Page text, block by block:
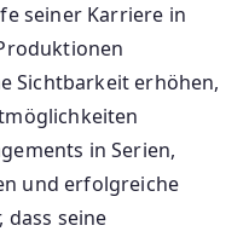
seiner Karriere in
Sichtbarkeit erhöhen,
in Serien,
und erfolgreiche
seine